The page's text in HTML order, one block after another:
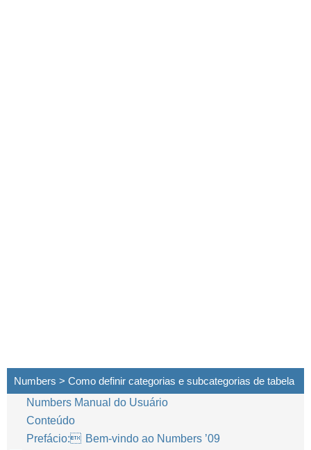
Numbers > Como definir categorias e subcategorias de tabela
Numbers Manual do Usuário
Conteúdo
Prefácio: Bem-vindo ao Numbers ’09